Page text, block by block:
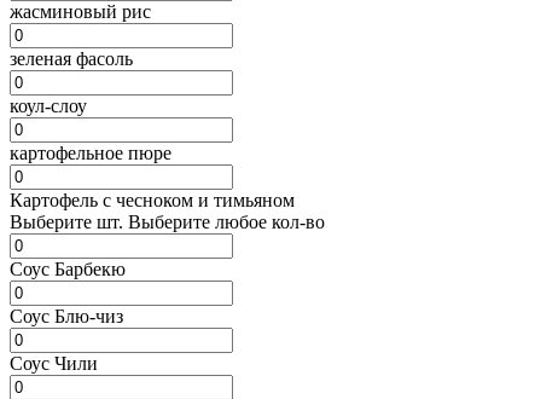
жасминовый рис
зеленая фасоль
коул-слоу
картофельное пюре
Картофель с чесноком и тимьяном
Выберите шт. Выберите любое кол-во
Соус Барбекю
Соус Блю-чиз
Соус Чили